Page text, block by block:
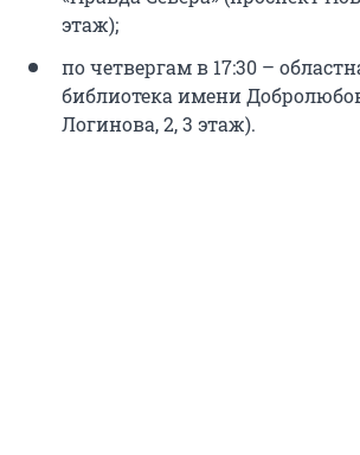
этаж);
по четвергам в 17:30 –
библиотека имени
Логинова, 2, 3 этаж).